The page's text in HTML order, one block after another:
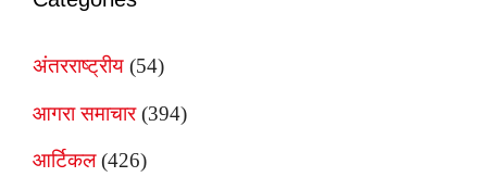
अंतरराष्ट्रीय (54)
आगरा समाचार(394)
आर्टिकल(426)